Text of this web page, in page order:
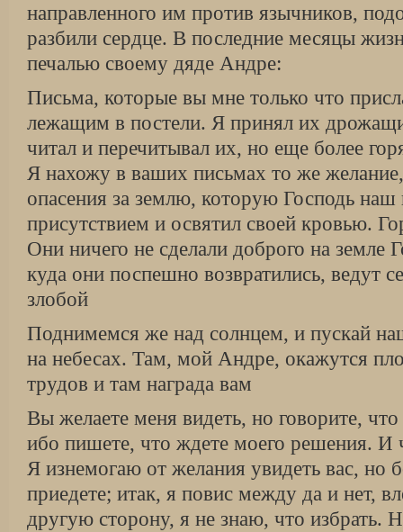
направленного им против язычников,
разбили сердце. В последние месяцы
печалью своему дяде Андре:
Письма, которые вы мне только что
лежащим в постели. Я принял их
читал и перечитывал их, но еще более
Я нахожу в ваших письмах то же
опасения за землю, которую Господь наш
присутствием и освятил своей кровью.
Они ничего не сделали доброго на земле
куда они поспешно возвратились, ведут
злобой
Поднимемся же над солнцем, и пускай
на небесах. Там, мой Андре, окажутся
трудов и там награда вам
Вы желаете меня видеть, но говорите,
ибо пишете, что ждете моего решения. И
Я изнемогаю от желания увидеть вас, но
приедете; итак, я повис между да и нет,
другую сторону, я не знаю, что избрать.